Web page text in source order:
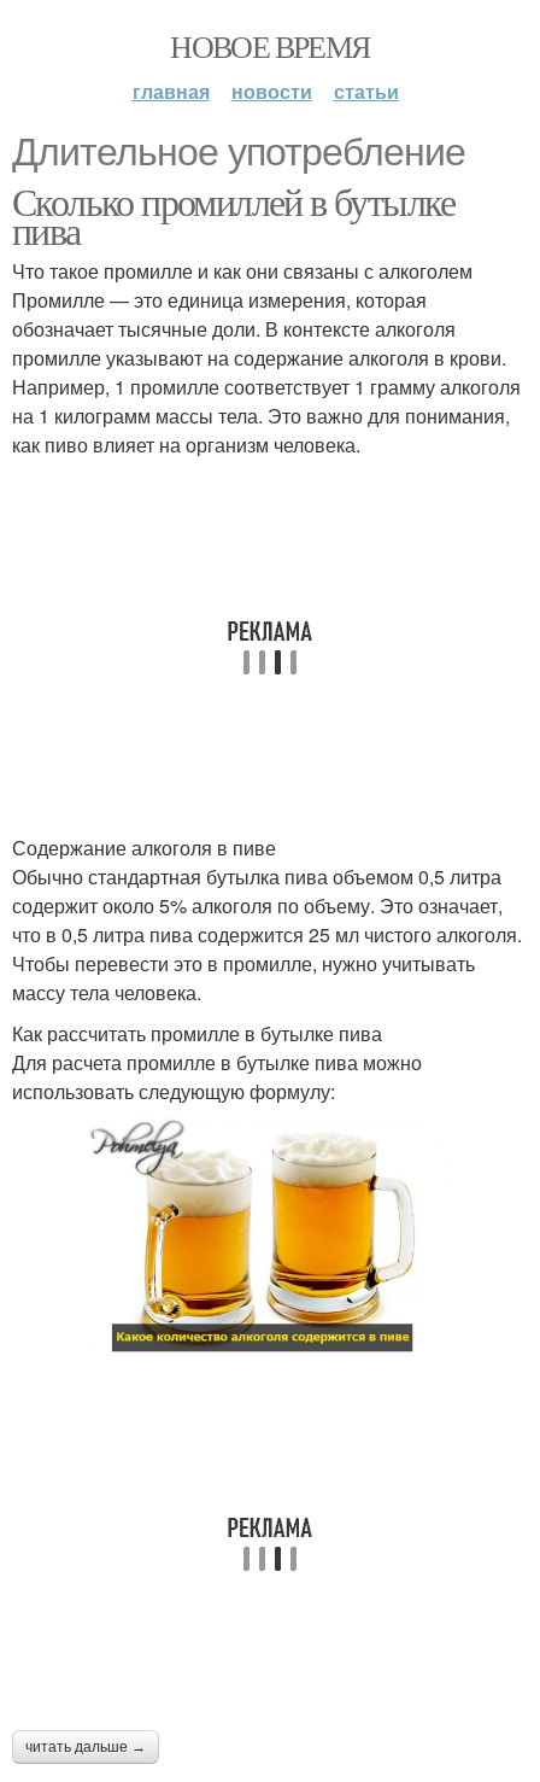
НОВОЕ ВРЕМЯ
главная новости статьи
Длительное употребление
Сколько промиллей в бутылке
пива
Что такое промилле и как они связаны с алкоголем
Промилле — это единица измерения, которая
обозначает тысячные доли. В контексте алкоголя
промилле указывают на содержание алкоголя в крови.
Например, 1 промилле соответствует 1 грамму алкоголя
на 1 килограмм массы тела. Это важно для понимания,
как пиво влияет на организм человека.
Содержание алкоголя в пиве
Обычно стандартная бутылка пива объемом 0,5 литра
содержит около 5% алкоголя по объему. Это означает,
что в 0,5 литра пива содержится 25 мл чистого алкоголя.
Чтобы перевести это в промилле, нужно учитывать
массу тела человека.
Как рассчитать промилле в бутылке пива
Для расчета промилле в бутылке пива можно
использовать следующую формулу:
читать дальше →